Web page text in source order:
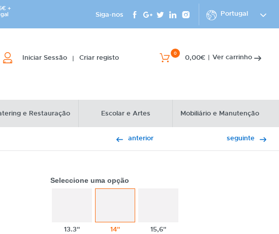
+
Siga-nos Portugal
Iniciar Sessão | Criar registo 0 0,00€ | Ver carrinho
e Restauração Escolar e Artes Mobiliário e Manutenção
anterior seguinte
Seleccione uma opção
13.3'' 14'' 15,6''